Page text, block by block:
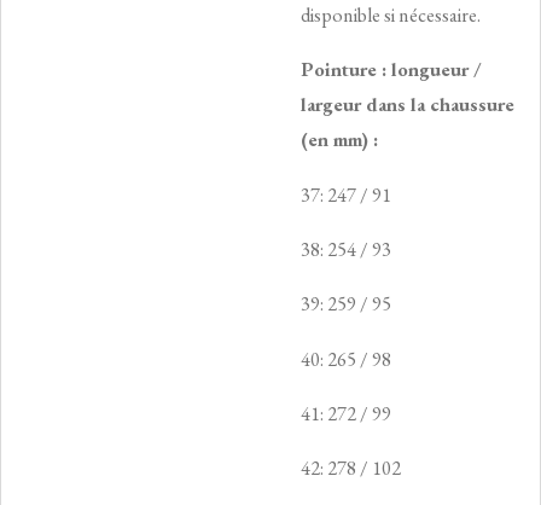
disponible si nécessaire.
Pointure : longueur /
largeur dans la chaussure
(en mm) :
37: 247 / 91
38: 254 / 93
39: 259 / 95
40: 265 / 98
41: 272 / 99
42: 278 / 102